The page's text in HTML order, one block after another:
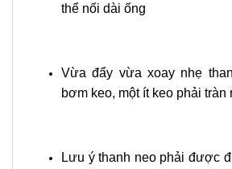
thể nối dài ống
Vừa đẩy vừa xoay nhẹ
bơm keo, một ít keo phải tràn
Lưu ý thanh neo phải được